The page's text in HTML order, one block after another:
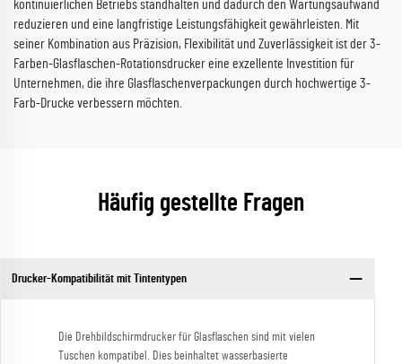
kontinuierlichen Betriebs standhalten und dadurch den Wartungsaufwand
reduzieren und eine langfristige Leistungsfähigkeit gewährleisten. Mit
seiner Kombination aus Präzision, Flexibilität und Zuverlässigkeit ist der 3-
Farben-Glasflaschen-Rotationsdrucker eine exzellente Investition für
Unternehmen, die ihre Glasflaschenverpackungen durch hochwertige 3-
Farb-Drucke verbessern möchten.
Häufig gestellte Fragen
Drucker-Kompatibilität mit Tintentypen
Die Drehbildschirmdrucker für Glasflaschen sind mit vielen
Tuschen kompatibel. Dies beinhaltet wasserbasierte